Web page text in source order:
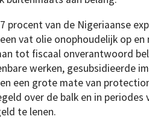
procent van de Nigeriaanse
vat olie onophoudelijk op en
tot fiscaal onverantwoord
werken, gesubsidieerde
een grote mate van
over de balk en in periodes
te lenen.